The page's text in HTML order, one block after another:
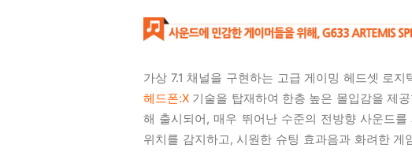
가상 7.1 채널을 구현하는 고급 게이밍 헤드셋 로지
헤드폰:X 기술을 탑재하여 한층 높은 몰입감을 제
해 출시되어, 매우 뛰어난 수준의 전방향 사운드
위치를 감지하고, 시원한 슈팅 효과음과 화려한